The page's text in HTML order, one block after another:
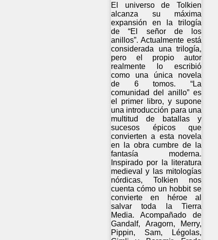
El universo de Tolkien
alcanza su máxima
expansión en la trilogía
de “El señor de los
anillos”. Actualmente está
considerada una trilogía,
pero el propio autor
realmente lo escribió
como una única novela
de 6 tomos. “La
comunidad del anillo” es
el primer libro, y supone
una introducción para una
multitud de batallas y
sucesos épicos que
convierten a esta novela
en la obra cumbre de la
fantasía moderna.
Inspirado por la literatura
medieval y las mitologías
nórdicas, Tolkien nos
cuenta cómo un hobbit se
convierte en héroe al
salvar toda la Tierra
Media. Acompañado de
Gandalf, Aragorn, Merry,
Pippin, Sam, Légolas,